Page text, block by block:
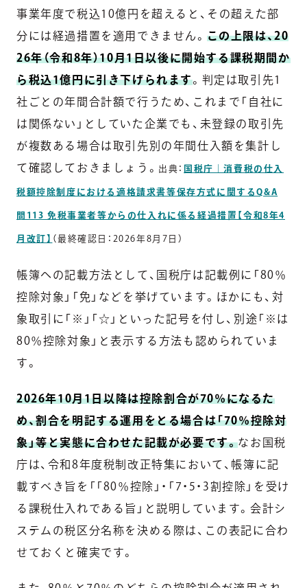
事業年度で税込10億円を超えると、その超えた部
分には経過措置を適用できません。 この上限は、20
26年（令和8年）10月1日以後に開始する課税期間か
ら税込1億円に引き下げられます。判定は取引先1
社ごとの年間合計額で行うため、これまで「自社に
は関係ない」としていた企業でも、未登録の取引先
が複数ある場合は取引先別の年間仕入額を集計し
て確認しておきましょう。
出典： 国税庁｜消費税の仕入
税額控除制度における適格請求書等保存方式に関するQ&A
問113 免税事業者等からの仕入れに係る経過措置【令和8年4
月改訂】 （最終確認日：2026年8月7日）
帳簿への記載方法として、国税庁は記載例に「80％
控除対象」「免」などを挙げています。ほかにも、対
象取引に「※」「☆」といった記号を付し、別途「※は
80％控除対象」と表示する方法も認められていま
す。
2026年10月1日以降は控除割合が70％になるた
め、割合を明記する運用をとる場合は「70％控除対
象」等と実態に合わせた記載が必要です。なお国税
庁は、令和8年度税制改正特集において、帳簿に記
載すべき旨を「「80％控除」・「7・5・3割控除」を受け
る課税仕入れである旨」と説明しています。会計シ
ステムの税区分名称を決める際は、この表記に合わ
せておくと確実です。